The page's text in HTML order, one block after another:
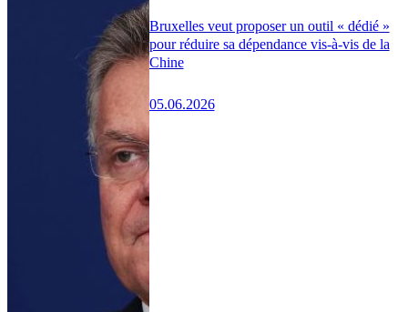
Bruxelles veut proposer un outil « dédié »
pour réduire sa dépendance vis-à-vis de la
Chine
05.06.2026